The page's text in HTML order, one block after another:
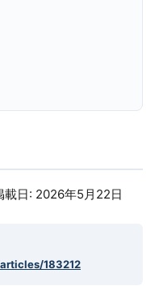
載日: 2026年5月22日
183212